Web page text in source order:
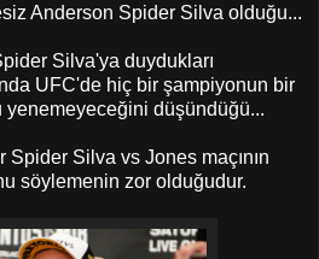
Anderson Spider Silva olduğu...
Silva'ya duydukları
UFC'de hiç bir şampiyonun bir
düşündüğü...
Spider Silva vs Jones maçının
söylemenin zor olduğudur.